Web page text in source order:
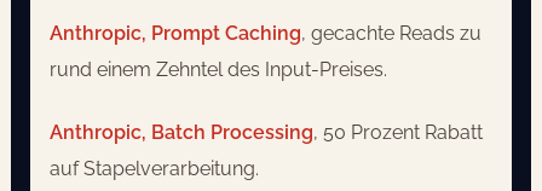
Anthropic, Prompt Caching, gecachte Reads zu
rund einem Zehntel des Input-Preises.
Anthropic, Batch Processing, 50 Prozent Rabatt
auf Stapelverarbeitung.